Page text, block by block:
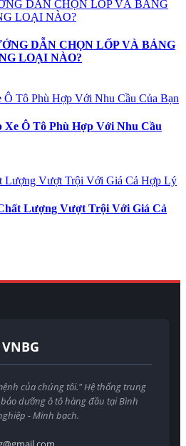
DẪN CHỌN LỐP VÀ BẢNG
LOẠI NÀO?
Xe Ô Tô Phù Hợp Với Nhu Cầu
Lượng Vượt Trội Với Giá Cả
của chúng tôi." Hệ thống trung
dưỡng ô tô hàng đầu tại Bình
- Minh bạch.